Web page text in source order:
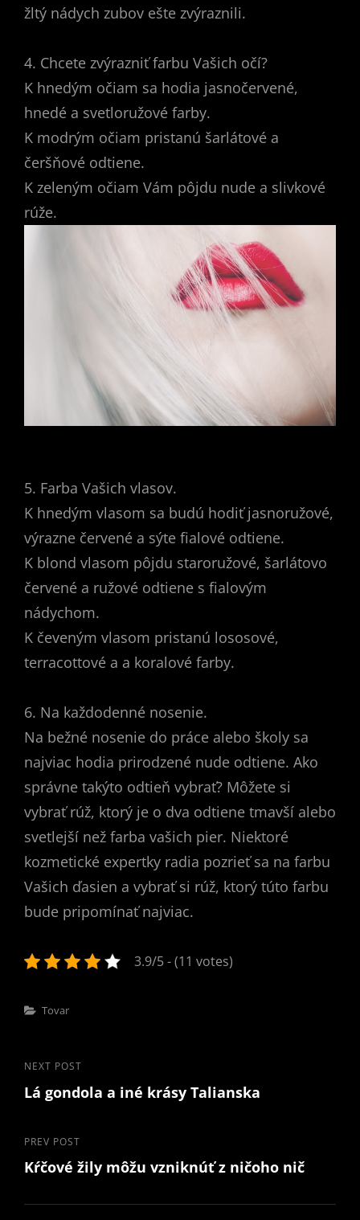
žltý nádych zubov ešte zvýraznili.
4. Chcete zvýrazniť farbu Vašich očí?
K hnedým očiam sa hodia jasnočervené,
hnedé a svetloružové farby.
K modrým očiam pristanú šarlátové a
čeršňové odtiene.
K zeleným očiam Vám pôjdu nude a slivkové
rúže.
5. Farba Vašich vlasov.
K hnedým vlasom sa budú hodiť jasnoružové,
výrazne červené a sýte fialové odtiene.
K blond vlasom pôjdu staroružové, šarlátovo
červené a ružové odtiene s fialovým
nádychom.
K čeveným vlasom pristanú lososové,
terracottové a a koralové farby.
6. Na každodenné nosenie.
Na bežné nosenie do práce alebo školy sa
najviac hodia prirodzené nude odtiene. Ako
správne takýto odtieň vybrať? Môžete si
vybrať rúž, ktorý je o dva odtiene tmavší alebo
svetlejší než farba vašich pier. Niektoré
kozmetické expertky radia pozrieť sa na farbu
Vašich ďasien a vybrať si rúž, ktorý túto farbu
bude pripomínať najviac.
3.9/5 - (11 votes)
Categories
Tovar
Post
navigation
Previous
Post
PREV POST
Kŕčové žily môžu vzniknúť z ničoho nič
Next
Post
NEXT POST
Lá gondola a iné krásy Talianska